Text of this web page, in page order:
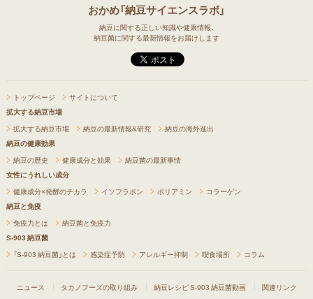
おかめ「納豆サイエンスラボ」
納豆に関する正しい知識や健康情報、
納豆菌に関する最新情報をお届けします
トップページ
サイトについて
拡大する納豆市場
拡大する納豆市場
納豆の最新情報&研究
納豆の海外進出
納豆の健康効果
納豆の歴史
健康成分と効果
納豆菌の最新事情
女性にうれしい成分
健康成分×発酵のチカラ
イソフラボン ポリアミン
コラーゲン
納豆と免疫
免疫力とは
納豆菌と免疫力
S-903 納豆菌
「S-903 納豆菌」とは
感染症予防 アレルギー抑制 喫食場所 コラム
ニュース タカノフーズの取り組み 納豆レシピS-903 納豆菌動画
関連リンク